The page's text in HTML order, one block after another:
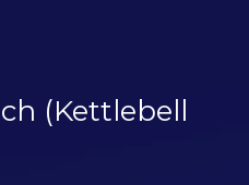
(Kettlebell